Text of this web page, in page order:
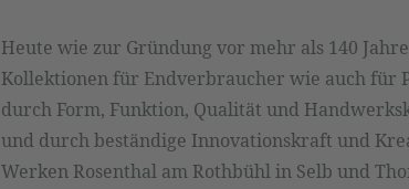
Heute wie zur Gründung vor mehr als 140
Kollektionen für Endverbraucher wie auch für
durch Form, Funktion, Qualität und
und durch beständige Innovationskraft und
Werken Rosenthal am Rothbühl in Selb und